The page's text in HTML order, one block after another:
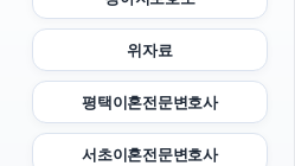
위자료
평택이혼전문변호사
서초이혼전문변호사